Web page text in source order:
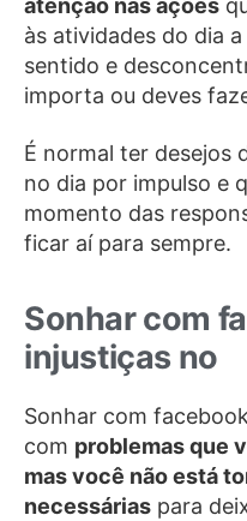
atenção nas ações
às atividades do dia
sentido e
importa ou deves
É normal ter desejos
no dia por impulso e
momento das
ficar aí para sempre.
Sonhar com
injustiças no
Sonhar com
com problemas que
mas você não está
necessárias para